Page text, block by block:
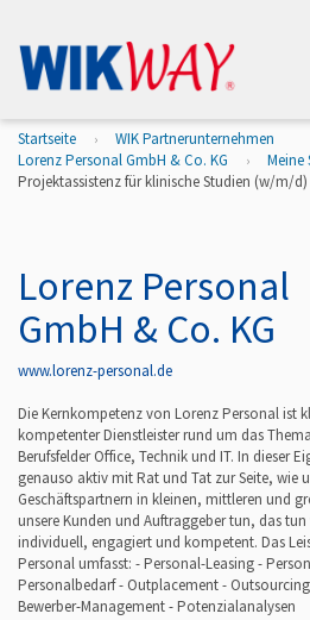
Startseite
WIK Partnerunternehmen
Lorenz Personal GmbH & Co. KG
Meine
Projektassistenz für klinische Studien (w/m/d)
Lorenz Personal
GmbH & Co. KG
www.lorenz-personal.de
Die Kernkompetenz von Lorenz Personal ist
kompetenter Dienstleister rund um das
Berufsfelder Office, Technik und IT. In dieser
genauso aktiv mit Rat und Tat zur Seite, wie
Geschäftspartnern in kleinen, mittleren und
unsere Kunden und Auftraggeber tun, das
individuell, engagiert und kompetent. Das
Personal umfasst: - Personal-Leasing -
Personalbedarf - Outplacement -
Bewerber-Management - Potenzialanalysen